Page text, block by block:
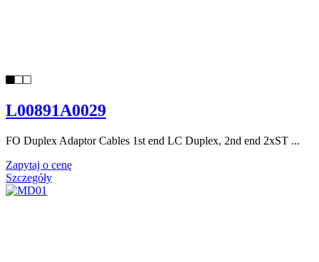
L00891A0029
FO Duplex Adaptor Cables 1st end LC Duplex, 2nd end 2xST ...
Zapytaj o cenę
Szczegóły